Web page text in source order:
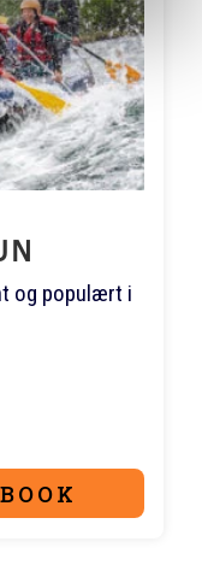
og populært i
BOOK